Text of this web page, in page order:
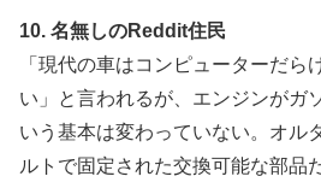
10. 名無しのReddit住民
「現代の車はコンピューターだら
い」と言われるが、エンジンがガ
いう基本は変わっていない。オル
ルトで固定された交換可能な部品